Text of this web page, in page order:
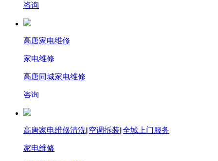
咨询
高唐家电维修
家电维修
高唐同城家电维修
咨询
高唐家电维修清洗||空调拆装||全城上门服务
家电维修